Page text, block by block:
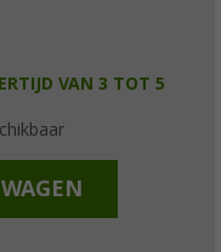
VAN 3 TOT 5